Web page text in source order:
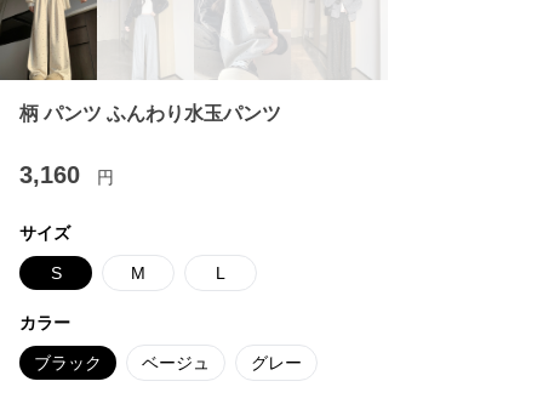
柄 パンツ ふんわり水玉パンツ
3,160 円
サイズ
S M L
カラー
ブラック ベージュ グレー